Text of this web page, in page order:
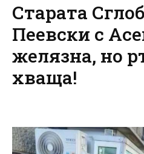
Старата
Пеевски с
желязна, но
хваща!